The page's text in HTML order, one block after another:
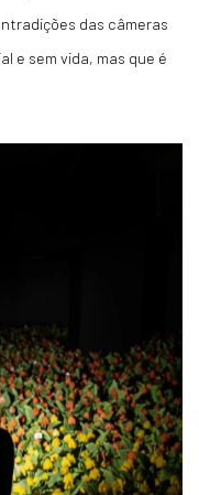
das câmeras
e sem vida, mas que é